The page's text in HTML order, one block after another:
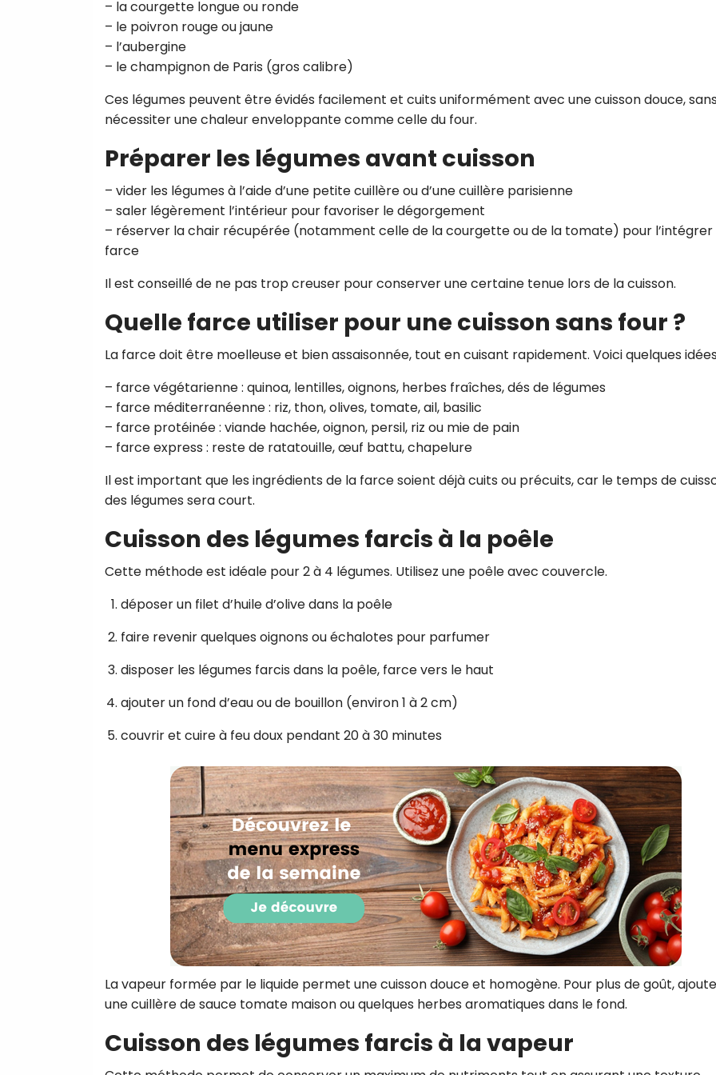
– la courgette longue ou ronde
– le poivron rouge ou jaune
– l’aubergine
– le champignon de Paris (gros calibre)
Ces légumes peuvent être évidés facilement et cuits uniformément avec une cuisson douce,
nécessiter une chaleur enveloppante comme celle du four.
Préparer les légumes avant cuisson
– vider les légumes à l’aide d’une petite cuillère ou d’une cuillère parisienne
– saler légèrement l’intérieur pour favoriser le dégorgement
– réserver la chair récupérée (notamment celle de la courgette ou de la tomate) pour l’intégrer
farce
Il est conseillé de ne pas trop creuser pour conserver une certaine tenue lors de la cuisson.
Quelle farce utiliser pour une cuisson sans four ?
La farce doit être moelleuse et bien assaisonnée, tout en cuisant rapidement. Voici quelques
– farce végétarienne : quinoa, lentilles, oignons, herbes fraîches, dés de légumes
– farce méditerranéenne : riz, thon, olives, tomate, ail, basilic
– farce protéinée : viande hachée, oignon, persil, riz ou mie de pain
– farce express : reste de ratatouille, œuf battu, chapelure
Il est important que les ingrédients de la farce soient déjà cuits ou précuits, car le temps de
des légumes sera court.
Cuisson des légumes farcis à la poêle
Cette méthode est idéale pour 2 à 4 légumes. Utilisez une poêle avec couvercle.
déposer un filet d’huile d’olive dans la poêle
faire revenir quelques oignons ou échalotes pour parfumer
disposer les légumes farcis dans la poêle, farce vers le haut
ajouter un fond d’eau ou de bouillon (environ 1 à 2 cm)
couvrir et cuire à feu doux pendant 20 à 30 minutes
La vapeur formée par le liquide permet une cuisson douce et homogène. Pour plus de goût,
une cuillère de sauce tomate maison ou quelques herbes aromatiques dans le fond.
Cuisson des légumes farcis à la vapeur